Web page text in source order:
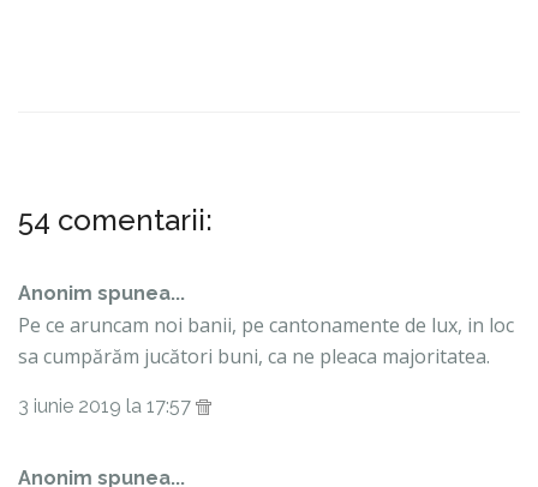
54 comentarii:
Anonim spunea...
Pe ce aruncam noi banii, pe cantonamente de lux, in loc
sa cumpărăm jucători buni, ca ne pleaca majoritatea.
3 iunie 2019 la 17:57
Anonim spunea...